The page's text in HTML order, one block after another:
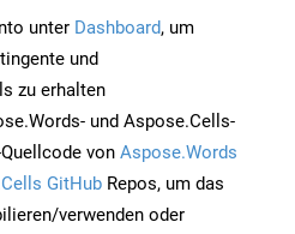
unter Dashboard, um
und
zu erhalten
und Aspose.Cells-
von Aspose.Words
GitHub Repos, um das
verwenden oder